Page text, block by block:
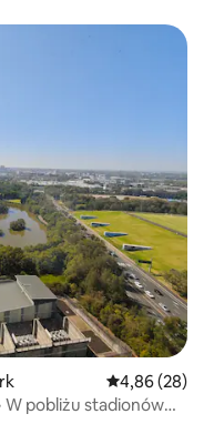
Średnia
4,86 (28)
pobliżu stadionów